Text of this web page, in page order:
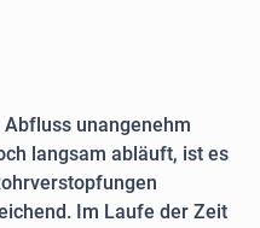
unangenehm
langsam abläuft, ist es
Im Laufe der Zeit